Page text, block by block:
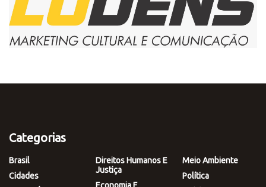
Categorias
Brasil
Cidades
Direitos Humanos E
Justiça
Economia E
Meio Ambiente
Política